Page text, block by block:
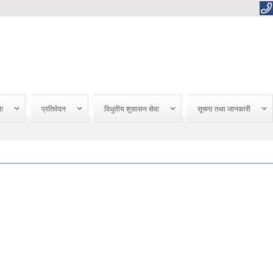
प्रतिवेदन विधुतीय शुसासन सेवा सूचना तथा जानकारी